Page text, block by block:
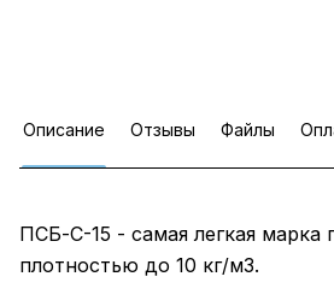
Описание Отзывы Файлы
ПСБ-С-15 - самая легкая марка
плотностью до 10 кг/м3.